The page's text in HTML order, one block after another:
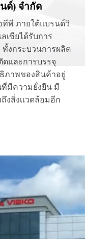
ด์) จำกัด
ทีพี ภายใต้แบรนด์วิ
เซียได้รับการ
ทั้งกระบวนการผลิต
ดและการบรรจุ
ภาพของสินค้าอยู่
ที่มีความยั่งยืน มี
งสิ่งเเวดล้อมอีก